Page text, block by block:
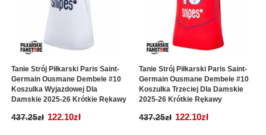
Tanie Strój Piłkarski Paris Saint-
Germain Ousmane Dembele #10
Koszulka Wyjazdowej Dla
Damskie 2025-26 Krótkie Rękawy
437.25zł 122.10zł
Tanie Strój Piłkarski Paris Saint-
Germain Ousmane Dembele #10
Koszulka Trzeciej Dla Damskie
2025-26 Krótkie Rękawy
437.25zł 122.10zł